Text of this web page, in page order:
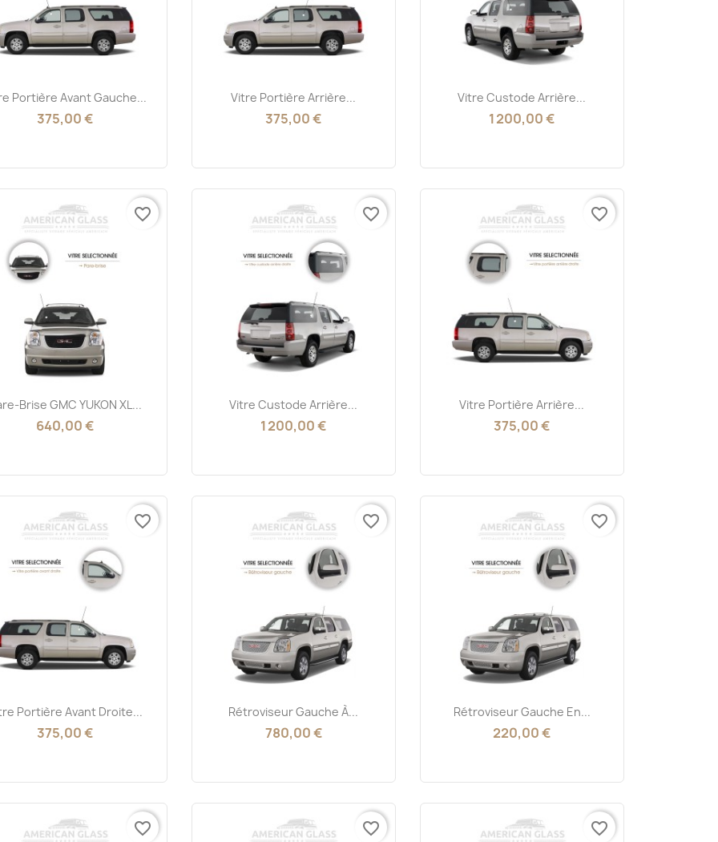
Aperçu rapide
Portière Avant Gauche...
375,00 €
 Aperçu rapide
Vitre Portière Arrière...
375,00 €
Aperçu rapide
Vitre Custode Arrière...
1 200,00 €
Aperçu rapide
Brise GMC YUKON XL...
640,00 €
favorite_border
Aperçu rapide
Vitre Custode Arrière...
1 200,00 €
favorite_border
 Aperçu rapide
Vitre Portière Arrière...
375,00 €
favorite_border
Aperçu rapide
Portière Avant Droite...
375,00 €
favorite_border
Aperçu rapide
Rétroviseur Gauche À...
780,00 €
favorite_border
Aperçu rapide
Rétroviseur Gauche En...
220,00 €
favorite_border
favorite_border favorite_border favorite_border